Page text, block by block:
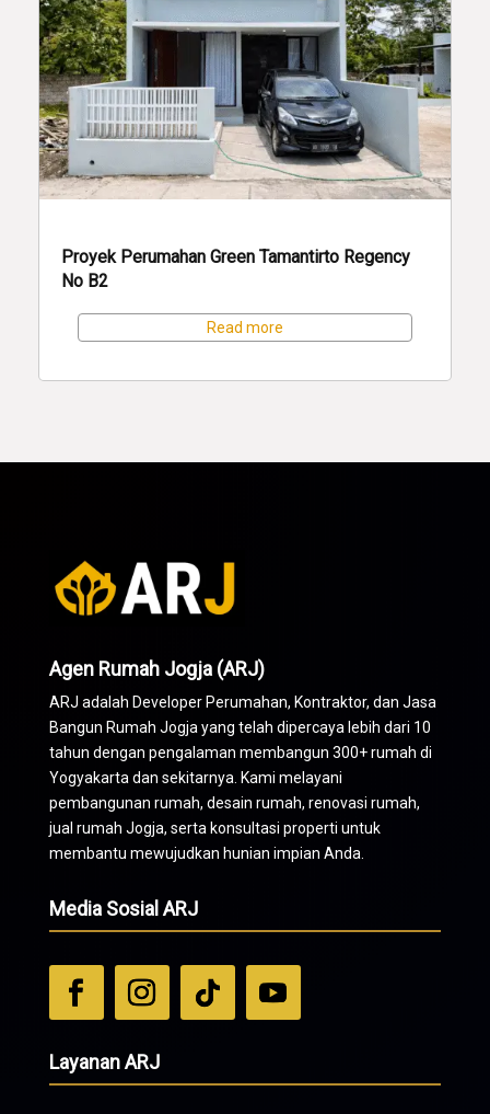
Proyek Perumahan Green Tamantirto Regency
No B2
Read more
Agen Rumah Jogja (ARJ)
ARJ adalah Developer Perumahan, Kontraktor, dan Jasa
Bangun Rumah Jogja yang telah dipercaya lebih dari 10
tahun dengan pengalaman membangun 300+ rumah di
Yogyakarta dan sekitarnya. Kami melayani
pembangunan rumah, desain rumah, renovasi rumah,
jual rumah Jogja, serta konsultasi properti untuk
membantu mewujudkan hunian impian Anda.
Media Sosial ARJ
Layanan ARJ